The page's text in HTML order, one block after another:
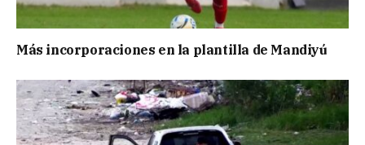
Más incorporaciones en la plantilla de Mandiyú